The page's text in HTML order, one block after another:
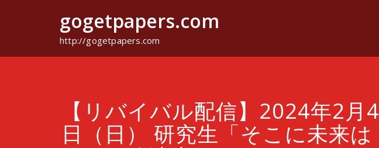
gogetpapers.com
http://gogetpapers.com
【リバイバル配信】2024年2月4
日（日） 研究生「そこに未来は